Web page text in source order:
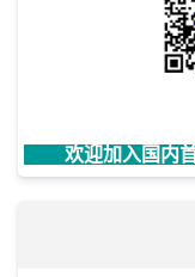
欢迎加入国内